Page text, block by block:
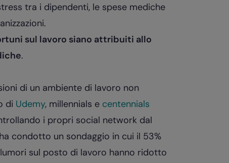
tra i dipendenti, le spese mediche
sul lavoro siano attribuiti allo
.
di un ambiente di lavoro non
di Udemy, millennials e centennials
i propri social network dal
ha condotto un sondaggio in cui il 53%
sul posto di lavoro hanno ridotto